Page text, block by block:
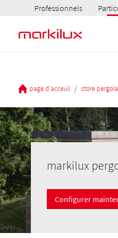
Professionnels
page d'acceuil / store pergola
markilux
Configurer